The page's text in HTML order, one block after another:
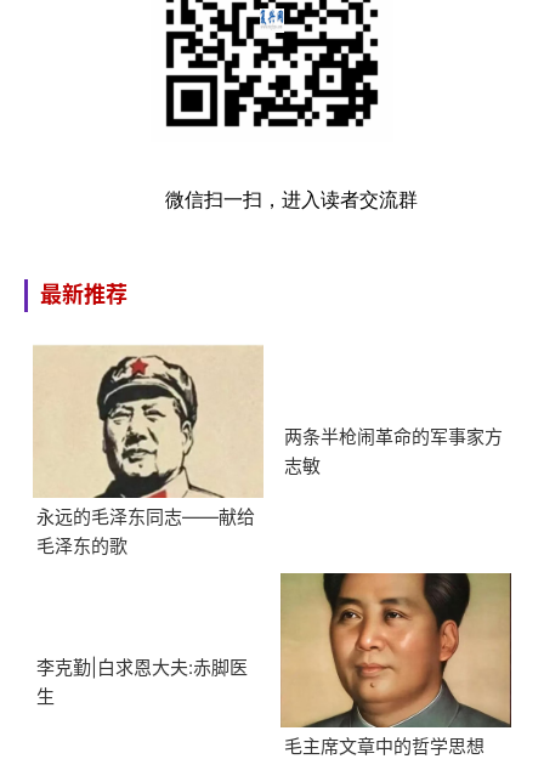
微信扫一扫，进入读者交流群
最新推荐
永远的毛泽东同志——献给
毛泽东的歌
两条半枪闹革命的军事家方
志敏
李克勤|白求恩大夫:赤脚医
生
毛主席文章中的哲学思想